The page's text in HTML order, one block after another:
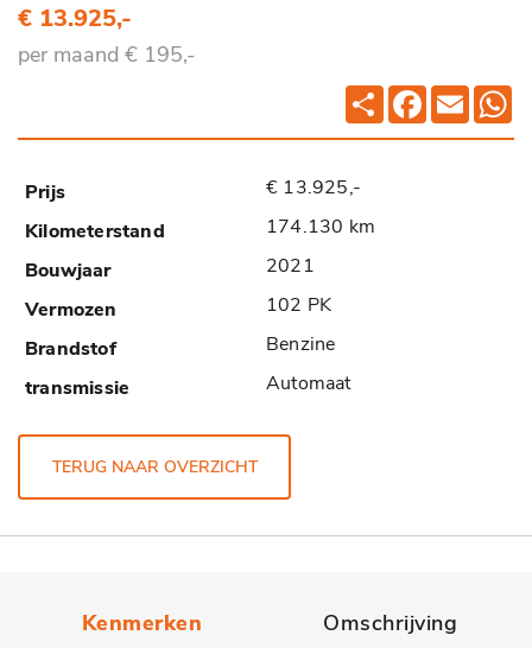
€ 13.925,-
per maand € 195,-
Deel Facebook
Email
€ 13.925,-
174.130 km
2021
102 PK
Benzine
Automaat
TERUG NAAR OVERZICHT
Kenmerken Omschrijving